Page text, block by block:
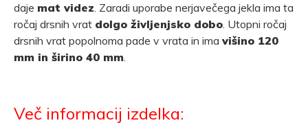
daje mat videz. Zaradi uporabe nerjavečega jekla ima ta
ročaj drsnih vrat dolgo življenjsko dobo. Utopni ročaj
drsnih vrat popolnoma pade v vrata in ima višino 120
mm in širino 40 mm.
Več informacij izdelka: